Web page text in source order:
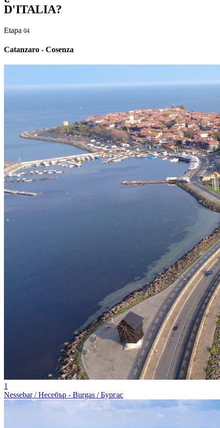
D'ITALIA?
Etapa 04
Catanzaro - Cosenza
1
Nessebar / Несебър - Burgas / Бургас